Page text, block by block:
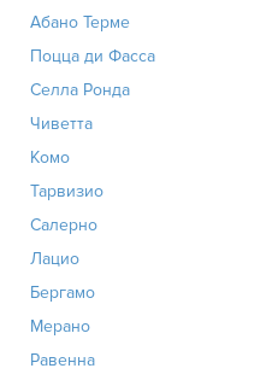
Абано Терме
Поцца ди Фасса
Селла Ронда
Чиветта
Комо
Тарвизио
Салерно
Лацио
Бергамо
Мерано
Равенна